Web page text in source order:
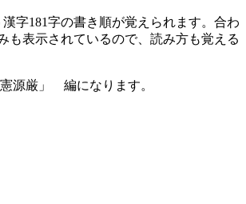
字181字の書き順が覚えられます。合わ
も表示されているので、読み方も覚える
憲源厳」 編になります。